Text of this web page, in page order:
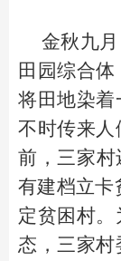
金秋九月
田园综合体
将田地染着
不时传来人
前，三家村
有建档立卡
定贫困村
态，三家